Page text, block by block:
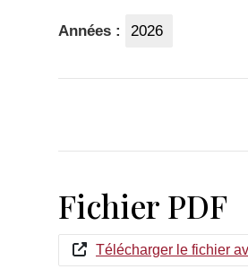
Années : 2026
Fichier PDF
Télécharger le fichier